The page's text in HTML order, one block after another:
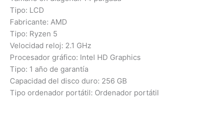
Tipo: LCD
Fabricante: AMD
Tipo: Ryzen 5
Velocidad reloj: 2.1 GHz
Procesador gráfico: Intel HD Graphics
Tipo: 1 año de garantía
Capacidad del disco duro: 256 GB
Tipo ordenador portátil: Ordenador portátil